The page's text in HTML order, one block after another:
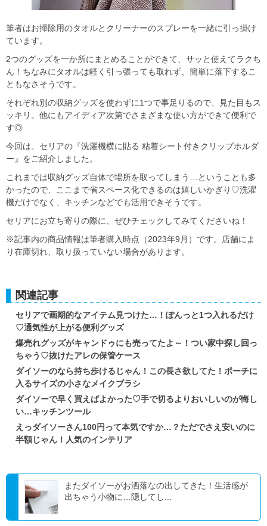
筆者はお掃除用のタオルとクリーナーのスプレーを一緒に引っ掛け
ています。
2つのグッズを一か所にまとめることができて、サッと使えてラクち
ん！ちなみにタオルは軽く引っ張っても取れず、簡単に落下するこ
ともなさそうです。
それぞれ別の収納グッズを使わずに1つで事足りるので、見た目もス
ッキリ。他にもアイディア次第でさまざまな使い方ができて便利で
す◎
今回は、セリアの『洗濯機横に貼る 粘着シート付きクリップホルダ
ー』をご紹介しました。
これまでは収納グッズ自体で場所を取ってしまう…ということも多
かったので、ここまで省スペース化できるのは嬉しいかぎり♡洗濯
機だけでなく、キッチンなどでも活用できそうです。
セリアにお立ち寄りの際に、ぜひチェックしてみてくださいね！
※記事内の商品情報は筆者購入時点（2023年9月）です。店舗によ
り在庫切れ、取り扱っていない場合があります。
関連記事
セリアで画期的なアイテム見つけた…！ぽんっと1つ入れるだけ
♡通気性が上がる便利グッズ
爆売れグッズがキャンドゥにも売ってたよ～！つい家中探し回っ
ちゃう♡抜けたアレの保管ケース
ダイソーのなら持ち歩けるじゃん！この長さ欲してた！ポーチに
入るサイズの小さなメイクブラシ
ダイソーで早く買えばよかった♡手で切るよりおいしいのが悔し
い…キッチンツール
えっダイソーさん100円って本気ですか…？ただでさえ安いのに
半額じゃん！人気のインテリア
またダイソーがお洒落なの出してきた！生活感が
出ちゃう小物に…隠してし...